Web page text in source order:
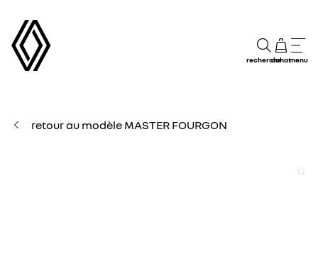
rechercheachatmenu
retour au modèle MASTER FOURGON